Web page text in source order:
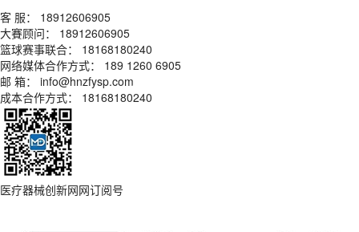
客 服： 18912606905
大賽顾问： 18912606905
篮球赛事联合： 18168180240
网络媒体合作方式： 189 1260 6905
邮 箱： info@hnzfysp.com
成本合作方式： 18168180240
医疗器械创新网网订阅号